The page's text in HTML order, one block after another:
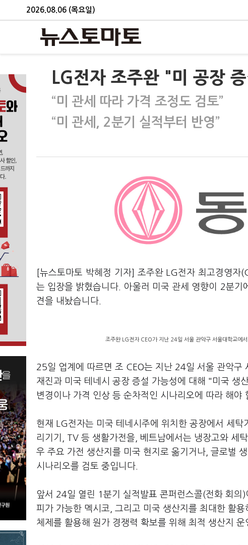
2026.08.06 (목요일)
LG전자 조주완 "미 공장
“미 관세 따라 가격 조정도 검토”
“미 관세, 2분기 실적부터 반영”
[뉴스토마토 박혜정 기자] 조주완 LG전자 최고경영자
는 입장을 밝혔습니다. 아울러 미국 관세 영향이 2분
견을 내놨습니다.
조주완 LG전자 CEO가 지난 24일 서울 관악구 서울대학교에
25일 업계에 따르면 조 CEO는 지난 24일 서울 관악구
재진과 미국 테네시 공장 증설 가능성에 대해 "미국 생
변경이나 가격 인상 등 순차적인 시나리오에 따라 해야
현재 LG전자는 미국 테네시주에 위치한 공장에서 세
리기기, TV 등 생활가전을, 베트남에서는 냉장고와 세
우 주요 가전 생산지를 미국 현지로 옮기거나, 글로벌
시나리오를 검토 중입니다.
앞서 24일 열린 1분기 실적발표 콘퍼런스콜(전화 회의
피가 가능한 멕시코, 그리고 미국 생산지를 최대한 활
체제를 활용해 원가 경쟁력 확보를 위해 최적 생산지